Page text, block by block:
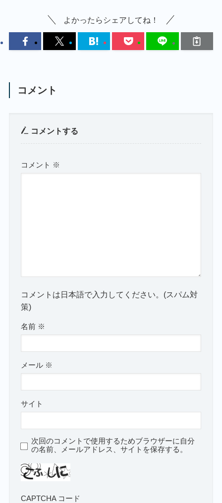
よかったらシェアしてね！
コメント
コメントする
コメント ※
コメントは日本語で入力してください。(スパム対
策)
名前 ※
メール ※
サイト
次回のコメントで使用するためブラウザーに自分
の名前、メールアドレス、サイトを保存する。
CAPTCHA コード